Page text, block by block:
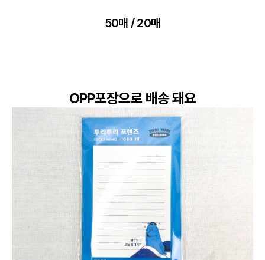
50매 / 20매
OPP포장으로 배송 돼요